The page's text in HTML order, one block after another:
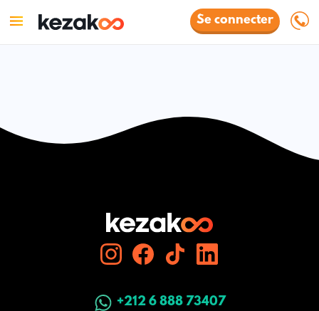
Se connecter
+212 6 888 73407